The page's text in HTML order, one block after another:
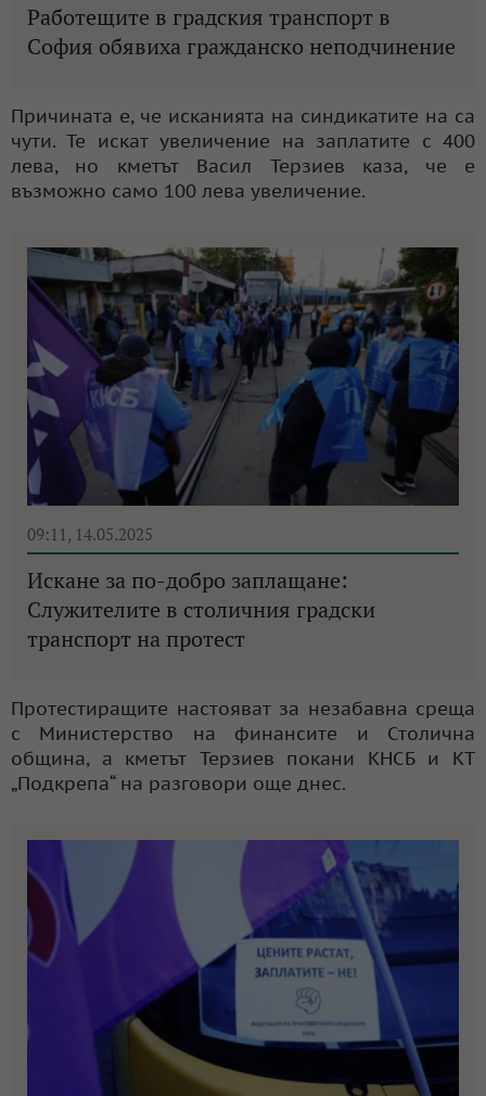
Работещите в градския транспорт в
София обявиха гражданско неподчинение
Причината е, че исканията на синдикатите на са
чути. Те искат увеличение на заплатите с 400
лева, но кметът Васил Терзиев каза, че е
възможно само 100 лева увеличение.
09:11, 14.05.2025
Искане за по-добро заплащане:
Служителите в столичния градски
транспорт на протест
Протестиращите настояват за незабавна среща
с Министерство на финансите и Столична
община, а кметът Терзиев покани КНСБ и КТ
„Подкрепа“ на разговори още днес.